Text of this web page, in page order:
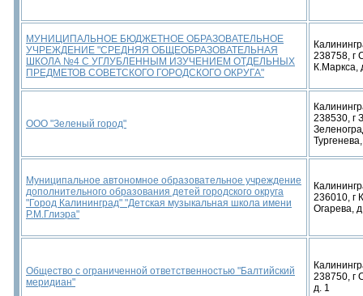
МУНИЦИПАЛЬНОЕ БЮДЖЕТНОЕ ОБРАЗОВАТЕЛЬНОЕ
УЧРЕЖДЕНИЕ "СРЕДНЯЯ ОБЩЕОБРАЗОВАТЕЛЬНАЯ
ШКОЛА №4 С УГЛУБЛЕННЫМ ИЗУЧЕНИЕМ ОТДЕЛЬНЫХ
ПРЕДМЕТОВ СОВЕТСКОГО ГОРОДСКОГО ОКРУГА"
238758, г
К.Маркса,
ООО "Зеленый город"
238530, г
Муниципальное автономное образовательное учреждение
дополнительного образования детей городского округа
"Город Калининград" "Детская музыкальная школа имени
Р.М.Глиэра"
236010, г
Огарева,
Общество с ограниченной ответственностью "Балтийский
меридиан"
238750, г
д. 1